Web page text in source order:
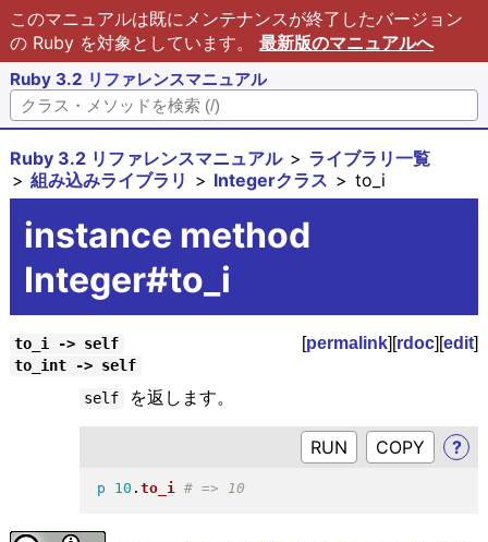
このマニュアルは既にメンテナンスが終了したバージョン
の Ruby を対象としています。 最新版のマニュアルへ
Ruby 3.2 リファレンスマニュアル
Ruby 3.2 リファレンスマニュアル
ライブラリ一覧
組み込みライブラリ
Integerクラス to_i
instance method
Integer#to_i
to_i -> self [permalink][rdoc][edit]
to_int -> self
self
を返します。
RUN ?
p 10 . to_i